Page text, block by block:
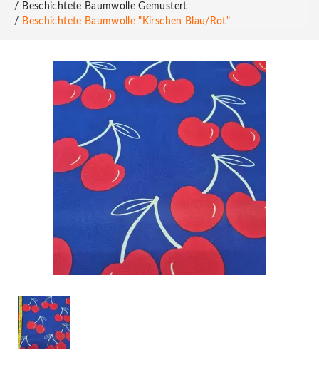
Beschichtete Baumwolle Gemustert
Beschichtete Baumwolle "Kirschen Blau/rot"